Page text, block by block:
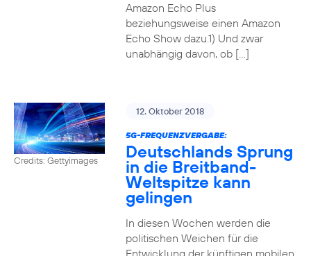
Amazon Echo Plus
beziehungsweise einen Amazon
Echo Show dazu.1) Und zwar
unabhängig davon, ob […]
Credits: Gettyimages
12. Oktober 2018
5G-FREQUENZVERGABE:
Deutschlands Sprung
in die Breitband-
Weltspitze kann
gelingen
In diesen Wochen werden die
politischen Weichen für die
Entwicklung der künftigen mobilen